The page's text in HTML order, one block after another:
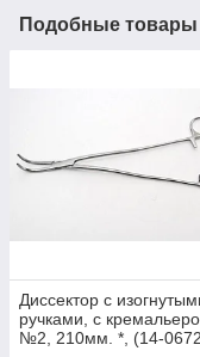
Подобные товары
Диссектор с
ручками, с
№2, 210мм. *, (14-